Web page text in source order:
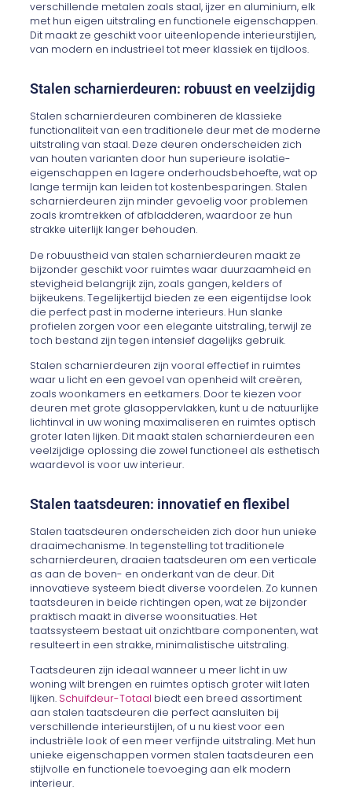
verschillende metalen zoals staal, ijzer en aluminium, elk
met hun eigen uitstraling en functionele eigenschappen.
Dit maakt ze geschikt voor uiteenlopende interieurstijlen,
van modern en industrieel tot meer klassiek en tijdloos.
Stalen scharnierdeuren: robuust en veelzijdig
Stalen scharnierdeuren combineren de klassieke
functionaliteit van een traditionele deur met de moderne
uitstraling van staal. Deze deuren onderscheiden zich
van houten varianten door hun superieure isolatie-
eigenschappen en lagere onderhoudsbehoefte, wat op
lange termijn kan leiden tot kostenbesparingen. Stalen
scharnierdeuren zijn minder gevoelig voor problemen
zoals kromtrekken of afbladderen, waardoor ze hun
strakke uiterlijk langer behouden.
De robuustheid van stalen scharnierdeuren maakt ze
bijzonder geschikt voor ruimtes waar duurzaamheid en
stevigheid belangrijk zijn, zoals gangen, kelders of
bijkeukens. Tegelijkertijd bieden ze een eigentijdse look
die perfect past in moderne interieurs. Hun slanke
profielen zorgen voor een elegante uitstraling, terwijl ze
toch bestand zijn tegen intensief dagelijks gebruik.
Stalen scharnierdeuren zijn vooral effectief in ruimtes
waar u licht en een gevoel van openheid wilt creëren,
zoals woonkamers en eetkamers. Door te kiezen voor
deuren met grote glasoppervlakken, kunt u de natuurlijke
lichtinval in uw woning maximaliseren en ruimtes optisch
groter laten lijken. Dit maakt stalen scharnierdeuren een
veelzijdige oplossing die zowel functioneel als esthetisch
waardevol is voor uw interieur.
Stalen taatsdeuren: innovatief en flexibel
Stalen taatsdeuren onderscheiden zich door hun unieke
draaimechanisme. In tegenstelling tot traditionele
scharnierdeuren, draaien taatsdeuren om een verticale
as aan de boven- en onderkant van de deur. Dit
innovatieve systeem biedt diverse voordelen. Zo kunnen
taatsdeuren in beide richtingen open, wat ze bijzonder
praktisch maakt in diverse woonsituaties. Het
taatssysteem bestaat uit onzichtbare componenten, wat
resulteert in een strakke, minimalistische uitstraling.
Taatsdeuren zijn ideaal wanneer u meer licht in uw
woning wilt brengen en ruimtes optisch groter wilt laten
lijken. Schuifdeur-Totaal biedt een breed assortiment
aan stalen taatsdeuren die perfect aansluiten bij
verschillende interieurstijlen, of u nu kiest voor een
industriële look of een meer verfijnde uitstraling. Met hun
unieke eigenschappen vormen stalen taatsdeuren een
stijlvolle en functionele toevoeging aan elk modern
interieur.